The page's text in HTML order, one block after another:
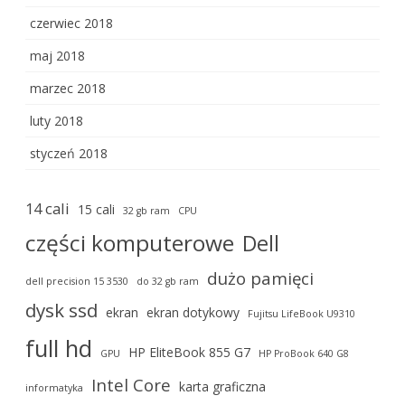
czerwiec 2018
maj 2018
marzec 2018
luty 2018
styczeń 2018
14 cali 15 cali 32 gb ram CPU
części komputerowe Dell
dell precision 15 3530 do 32 gb ram dużo pamięci
dysk ssd ekran ekran dotykowy Fujitsu LifeBook U9310
full hd GPU HP EliteBook 855 G7 HP ProBook 640 G8
informatyka Intel Core karta graficzna